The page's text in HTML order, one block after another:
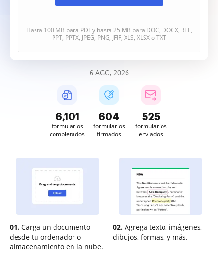
Hasta 100 MB para PDF y hasta 25 MB para DOC, DOCX, RTF,
PPT, PPTX, JPEG, PNG, JFIF, XLS, XLSX o TXT
6 AGO, 2026
6,101
formularios
completados
604
formularios
firmados
526
formularios
enviados
01. Carga un documento
desde tu ordenador o
almacenamiento en la nube.
02. Agrega texto, imágenes,
dibujos, formas, y más.